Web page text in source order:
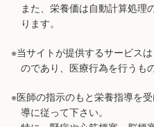
また、栄養価は自動計算処理
ります。
※当サイトが提供するサービス
のであり、医療行為を行うも
※医師の指示のもと栄養指導を
導に従って下さい。